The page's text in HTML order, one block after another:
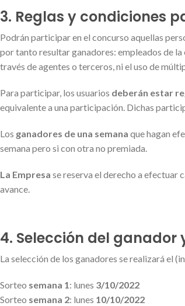
3. Reglas y condiciones
Podrán participar en el concurso aquellas
por tanto resultar ganadores: empleados de
través de agentes o terceros, ni el uso de
Para participar, los usuarios deberán estar
equivalente a una participación. Dichas
Los ganadores de una semana que hagan
semana pero si con otra no premiada.
La Empresa se reserva el derecho a efectuar
avance.
4. Selección del
La selección de los ganadores se realizará el
Sorteo semana 1: lunes 3/10/2022
Sorteo semana 2: lunes 10/10/2022